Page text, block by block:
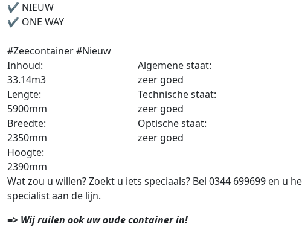
✔ NIEUW
✔ ONE WAY
#Zeecontainer #Nieuw
Inhoud:
33.14m3
Lengte:
5900mm
Breedte:
2350mm
Hoogte:
2390mm
Algemene staat:
zeer goed
Technische staat:
zeer goed
Optische staat:
zeer goed
Wat zou u willen? Zoekt u iets speciaals? Bel 0344 699699 en u
specialist aan de lijn.
=> Wij ruilen ook uw oude container in!